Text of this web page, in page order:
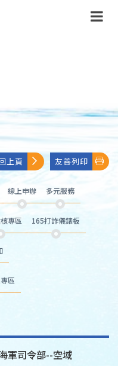
上頁 友善列印
線上申辦 多元服務
專區 165打詐儀錶板
區
軍司令部--空域